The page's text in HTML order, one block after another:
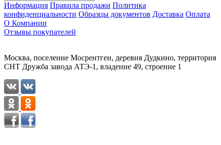
Информация Правила продажи Политика
конфиденциальности Образцы документов Доставка Оплата
О Компании
Отзывы покупателей
Москва, поселение Мосрентген, деревня Дудкино, территория
СНТ Дружба завода АТЭ-1, владение 49, строение 1